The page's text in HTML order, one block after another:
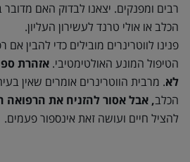
רבים ומפנקים. יצאנו לבדוק האם
הכלב או אולי טרנד לעשירון העליון.
פנינו לווטרינרים מובילים כדי להבין
הטיפול המונע האולטימטיבי. אזהרת
לא. מרבית הווטרינרים אומרים שאין
הכלב, אבל אסור להזניח את הרפואה
להציל חיים ועושה זאת אינספור פעמים.